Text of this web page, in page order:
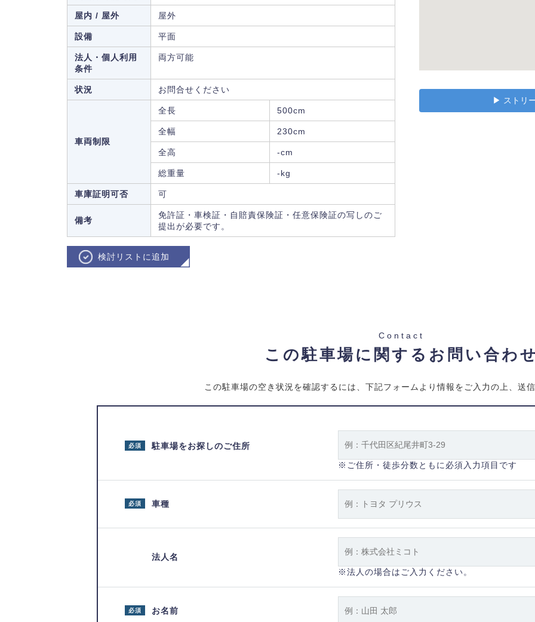
屋内 / 屋外 屋外
設備 平面
法人・個人利用
条件
両方可能
状況 お問合せください
車両制限
全長 500cm
全幅 230cm
全高 -cm
総重量 -kg
車庫証明可否 可
備考
免許証・車検証・自賠責保険証・任意保険証の写しのご
提出が必要です。
検討リストに追加
▶︎ ストリ
Contact
この駐車場に関するお問い合わせ
この駐車場の空き状況を確認するには、下記フォームより情報をご入力の上、送信
駐車場をお探しのご住所
必須
※ご住所・徒歩分数ともに必須入力項目です
車種
必須
法人名
※法人の場合はご入力ください。
お名前
必須